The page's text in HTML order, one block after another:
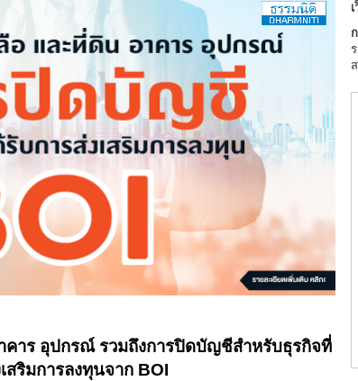
าร อุปกรณ์ รวมถึงการปิดบัญชีสำหรับธุรกิจที่
สริมการลงทุนจาก BOI